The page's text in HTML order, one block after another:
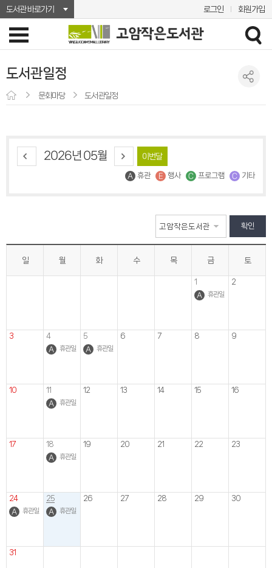
도서관 바로가기 로그인 회원가입
도서관일정
문화마당 도서관일정
2026년 05월 이번달
휴관 행사 프로그램 기타
확인
일 월 화 수 목 금 토
1
휴관일
2
3 4
휴관일
5
휴관일
6 7 8 9
10 11
휴관일
12 13 14 15 16
17 18
휴관일
19 20 21 22 23
24
휴관일
25
휴관일
26 27 28 29 30
31